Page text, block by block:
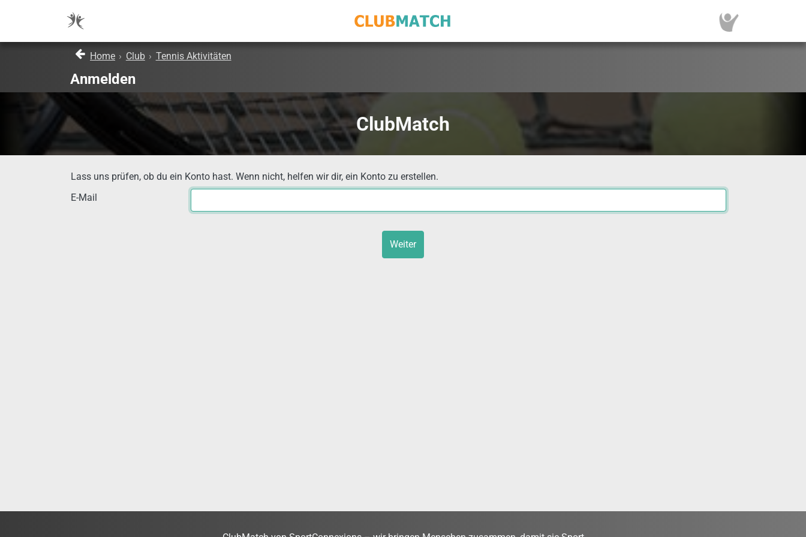
Home › Club › Tennis Aktivitäten
Anmelden
ClubMatch
Lass uns prüfen, ob du ein Konto hast. Wenn nicht, helfen wir dir, ein Konto zu erstellen.
E-Mail
Weiter